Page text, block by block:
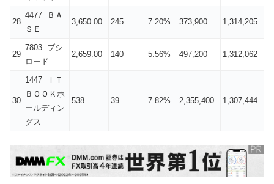
28
4477 ＢＡ
ＳＥ
3,650.00 245 7.20% 373,900 1,314,205
29
7803 ブシ
ロード
2,659.00 140 5.56% 497,200 1,312,062
30
1447 ＩＴ
ＢＯＯＫホ
ールディン
グス
538 39 7.82% 2,355,400 1,307,444